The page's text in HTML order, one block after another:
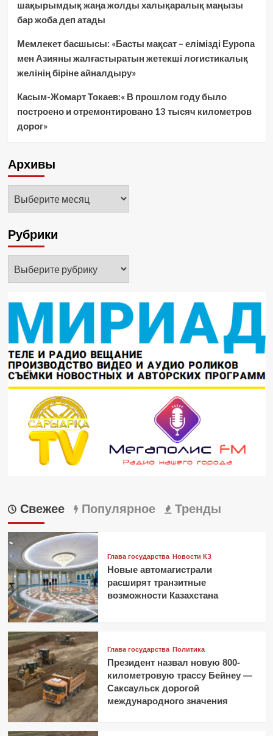
шақырымдық жаңа жолды халықаралық маңызы
бар жоба деп атады
Мемлекет басшысы: «Басты мақсат – елімізді Еуропа
мен Азияны жалғастыратын жетекші логистикалық
желінің біріне айналдыру»
Касым-Жомарт Токаев:« В прошлом году было
построено и отремонтировано 13 тысяч километров
дорог»
Архивы
Рубрики
Свежее Популярное Тренды
Глава государства Новости КЗ
Новые автомагистрали
расширят транзитные
возможности Казахстана
Глава государства Политика
Президент назвал новую 800-
километровую трассу Бейнеу —
Саксаульск дорогой
международного значения